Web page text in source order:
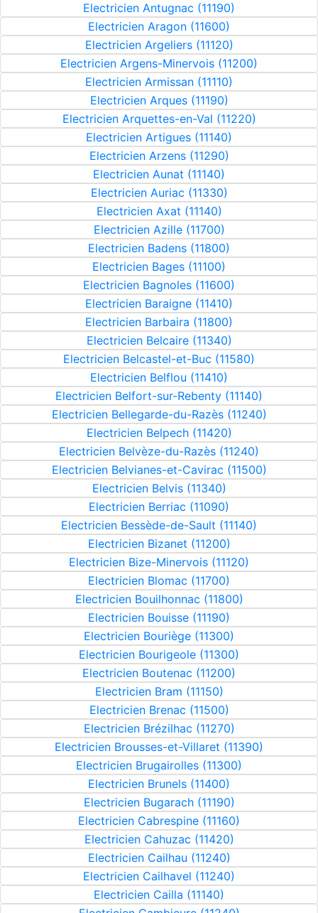
Electricien Antugnac (11190)
Electricien Aragon (11600)
Electricien Argeliers (11120)
Electricien Argens-Minervois (11200)
Electricien Armissan (11110)
Electricien Arques (11190)
Electricien Arquettes-en-Val (11220)
Electricien Artigues (11140)
Electricien Arzens (11290)
Electricien Aunat (11140)
Electricien Auriac (11330)
Electricien Axat (11140)
Electricien Azille (11700)
Electricien Badens (11800)
Electricien Bages (11100)
Electricien Bagnoles (11600)
Electricien Baraigne (11410)
Electricien Barbaira (11800)
Electricien Belcaire (11340)
Electricien Belcastel-et-Buc (11580)
Electricien Belflou (11410)
Electricien Belfort-sur-Rebenty (11140)
Electricien Bellegarde-du-Razès (11240)
Electricien Belpech (11420)
Electricien Belvèze-du-Razès (11240)
Electricien Belvianes-et-Cavirac (11500)
Electricien Belvis (11340)
Electricien Berriac (11090)
Electricien Bessède-de-Sault (11140)
Electricien Bizanet (11200)
Electricien Bize-Minervois (11120)
Electricien Blomac (11700)
Electricien Bouilhonnac (11800)
Electricien Bouisse (11190)
Electricien Bouriège (11300)
Electricien Bourigeole (11300)
Electricien Boutenac (11200)
Electricien Bram (11150)
Electricien Brenac (11500)
Electricien Brézilhac (11270)
Electricien Brousses-et-Villaret (11390)
Electricien Brugairolles (11300)
Electricien Brunels (11400)
Electricien Bugarach (11190)
Electricien Cabrespine (11160)
Electricien Cahuzac (11420)
Electricien Cailhau (11240)
Electricien Cailhavel (11240)
Electricien Cailla (11140)